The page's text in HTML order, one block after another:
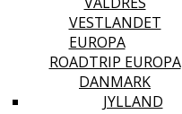
VESTLANDET
EUROPA
ROADTRIP EUROPA
DANMARK
JYLLAND